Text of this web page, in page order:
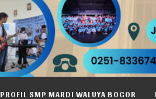
Pelepasan Siswa-Siswi SMP
google classroom IPS 7 B...
HUT Ke-64 Yayasan Mardi Waluya
PROFIL SMP MARDI WALUYA BOGOR